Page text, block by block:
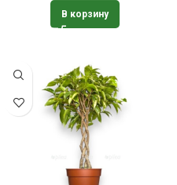
В корзину